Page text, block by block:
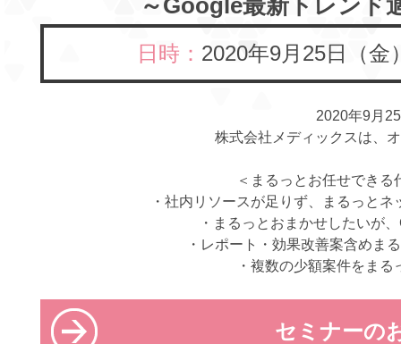
～Google最新トレンド
日時： 2020年9月25日（金
2020年9月
株式会社メディックスは、
＜まるっとお任せでき
・社内リソースが足りず、まるっと
・まるっとおまかせしたいが
・レポート・効果改善案含めま
・複数の少額案件をま
セミナーの